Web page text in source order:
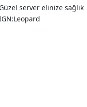
l
e
Güzel server elinize sağlık